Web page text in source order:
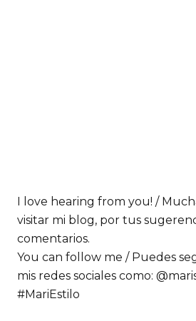
I love hearing from you! /
visitar mi blog, por tus
comentarios.
You can follow me / Puedes
mis redes sociales como:
#MariEstilo